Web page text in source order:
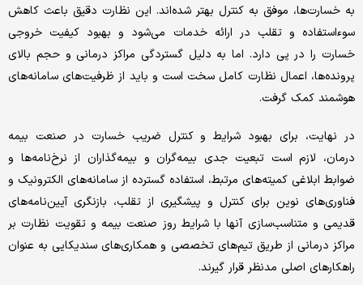
به خسارت‌ها، موفق به کنترل بهتر شده‌اند. این نظارت دقیق باعث کاهش
سوءاستفاده و تقلب در ارائه خدمات می‌شود و بهبود کیفیت خروجی
خسارت را در پی دارد. اما به دلیل گستردگی مراکز درمانی و حجم بالای
پرونده‌ها، اعمال نظارت کامل سخت است و باید از ظرفیت‌های سامانه‌های
هوشمند کمک گرفت.
در نهایت، برای بهبود شرایط و کنترل ضریب خسارت در صنعت بیمه
درمان، لازم است تبعیت جدی بیمه‌گران و بیمه‌گذاران از نرخ‌نامه‌ها و
ضوابط ابلاغی کمیته‌های مرتبط، استفاده گسترده از سامانه‌های الکترونیک و
فناوری‌های نوین برای کنترل و پیشگیری از تقلب، بازنگری آیین‌نامه‌های
قدیمی و متناسب‌سازی آنها با شرایط روز صنعت بیمه و تقویت نظارت بر
مراکز درمانی از طریق تیم‌های تخصصی و همکاری‌های سندیکایی به عنوان
راهکارهای اصلی مدنظر قرار گیرند.